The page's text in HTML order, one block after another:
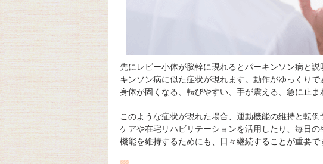
先にレビー小体が脳幹に現れるとパーキンソン病と
キンソン病に似た症状が現れます。動作がゆっくり
身体が固くなる、転びやすい、手が震える、急に止ま
このような症状が現れた場合、運動機能の維持と転
ケアや在宅リハビリテーションを活用したり、毎日
機能を維持するためにも、日々継続することが重要で